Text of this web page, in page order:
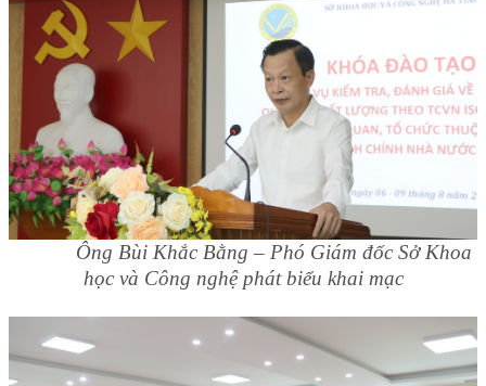
Ông Bùi Khắc Bằng – Phó Giám đốc Sở Khoa
học và Công nghệ phát biểu khai mạc